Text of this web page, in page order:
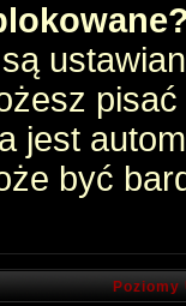
jest
być